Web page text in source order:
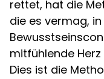
rettet, hat die
die es vermag,
mitfühlende
Dies ist die